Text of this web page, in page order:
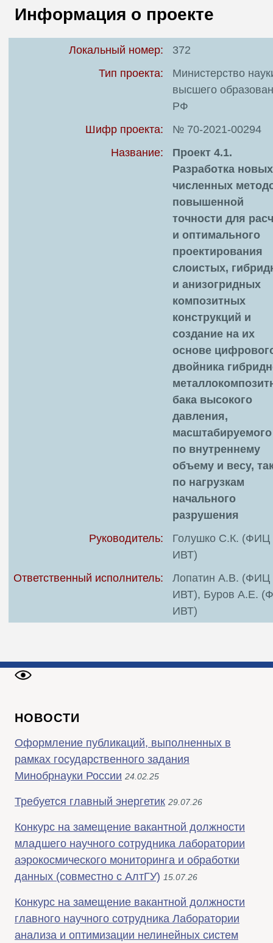
Т
Информация о проекте
Локальный номер:
372
Тип проекта:
Министерство
высшего
РФ
Шифр проекта:
№ 70-2021-00294
Название:
Проект 4.1.
Разработка новых
численных
повышенной
точности для
и оптимального
проектирования
слоистых,
и анизогридных
композитных
конструкций и
создание на их
основе
двойника
бака высокого
давления,
масштабируемого
по внутреннему
объему и весу,
по нагрузкам
начального
разрушения
Руководитель:
Голушко С.К. (ФИЦ
ИВТ)
Ответственный исполнитель:
Лопатин А.В. (ФИЦ
ИВТ), Буров А.Е.
ИВТ)
НОВОСТИ
Оформление публикаций, выполненных в
рамках государственного задания
Минобрнауки России 24.02.25
Требуется главный энергетик 29.07.26
Конкурс на замещение вакантной должности
младшего научного сотрудника лаборатории
аэрокосмического мониторинга и обработки
данных (совместно с АлтГУ) 15.07.26
Конкурс на замещение вакантной должности
главного научного сотрудника Лаборатории
анализа и оптимизации нелинейных систем